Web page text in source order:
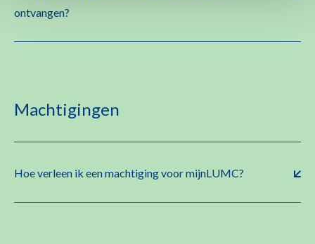
ontvangen?
Machtigingen
Hoe verleen ik een machtiging voor mijnLUMC?